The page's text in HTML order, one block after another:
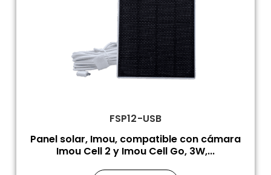
FSP12-USB
Panel solar, Imou, compatible con cámara
Imou Cell 2 y Imou Cell Go, 3W,...